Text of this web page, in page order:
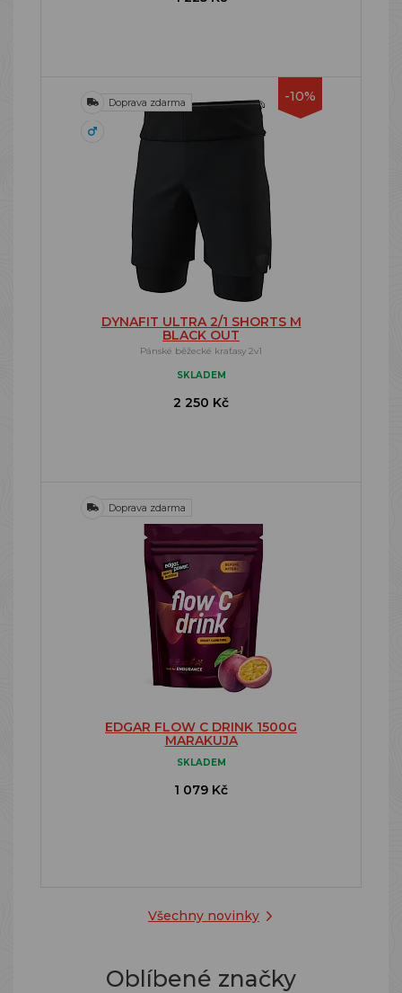
Všechny novinky
-10%
Doprava zdarma
DYNAFIT ULTRA 2/1 SHORTS M
BLACK OUT
Pánské běžecké kraťasy 2v1
SKLADEM
2 250 Kč
Doprava zdarma
EDGAR FLOW C DRINK 1500G
MARAKUJA
SKLADEM
1 079 Kč
Oblíbené značky